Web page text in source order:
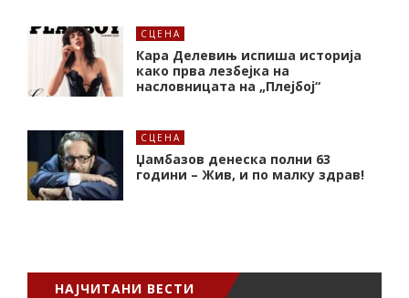
СЦЕНА
Кара Делевињ испиша историја
како прва лезбејка на
насловницата на „Плејбој“
СЦЕНА
Џамбазов денеска полни 63
години – Жив, и по малку здрав!
НАЈЧИТАНИ ВЕСТИ